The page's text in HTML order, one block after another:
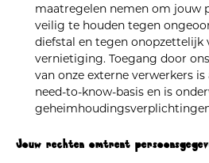
maatregelen nemen om jouw
veilig te houden tegen
diefstal en tegen onopzettelijk
vernietiging. Toegang door
van onze externe verwerkers
need-to-know-basis en is
Jouw rechten omtrent